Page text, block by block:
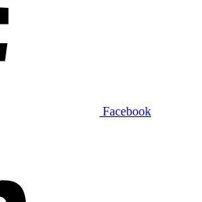
Facebook